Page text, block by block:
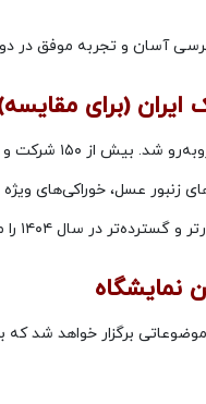
آسان و تجربه موفق
(برای
در سیزدهمین
زنبور عسل، خوراکی‌های
در سال ۱۴۰۴ را می‌دهد.
نمایشگاه
برگزار خواهد شد